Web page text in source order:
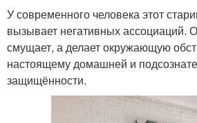
У современного человека этот
вызывает негативных ассоциаций.
смущает, а делает окружающую
настоящему домашней и
защищённости.